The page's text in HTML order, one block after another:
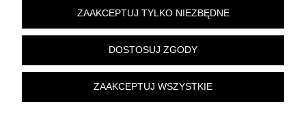
MOJE KONTO
INFORMACJE
ZAAKCEPTUJ TYLKO NIEZBĘDNE
DOSTOSUJ ZGODY
ZAAKCEPTUJ WSZYSTKIE